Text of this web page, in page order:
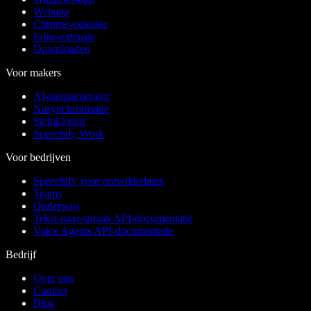
Webapp
Chrome-extensie
Edge-extensie
Downloaden
Voor makers
AI-stemgenerator
Nasynchronisatie
Stemklonen
Speechify Work
Voor bedrijven
Speechify voor ontwikkelaars
Teams
Onderwijs
Tekst-naar-spraak API-documentatie
Voice Agents API-documentatie
Bedrijf
Over ons
Contact
Blog